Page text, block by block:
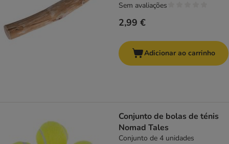
2,99 €
Sem avaliações
Adicionar ao carrinho
Conjunto de bolas de ténis
Nomad Tales
Conjunto de 4 unidades